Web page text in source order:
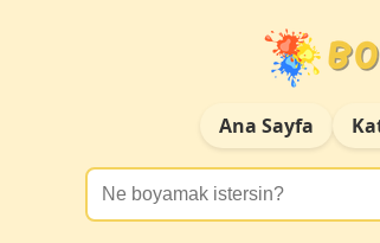
Ana Sayfa